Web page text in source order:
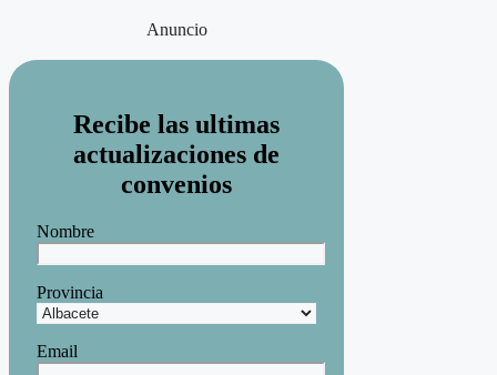
Anuncio
Recibe las ultimas
actualizaciones de
convenios
Nombre
Provincia
Email